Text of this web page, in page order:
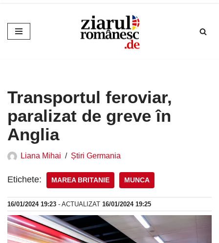
Sari
la
Transportul feroviar,
paralizat de greve în
Anglia
Liana Mihai Știri Germania
Etichete: MAREA BRITANIE MUNCA
16/01/2024 19:23 - ACTUALIZAT 16/01/2024 19:25